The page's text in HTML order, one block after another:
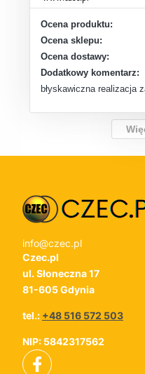
Ocena produktu:
Ocena sklepu:
Ocena dostawy:
Dodatkowy komentarz:
błyskawiczna realizacja
info@czec.pl
Czec.pl
ul. Słoneczna 17
81-605 Gdynia
tel.: +48 516 572 503
NIP: 5842317562